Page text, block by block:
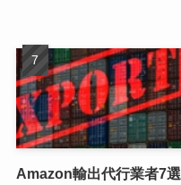
Amazon輸出代行業者7選